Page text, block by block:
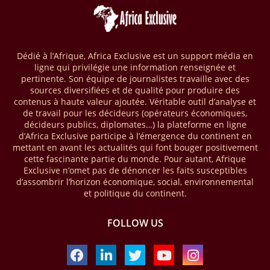
par les comptes de mobile money en Afrique au cours de l'année
2025, en hausse d'environ 27 % par rapport à 2024. Le rapport intitulé
« The State of the Industry Report on Mobile Money 2026 » précise
mobile money réalisées à l’échelle mondiale, qui s’est établie à 2091
milliards USD (+23 % par rapport à 2024). L’Afrique a également
enregistré environ 74 % du nombre de transactions de Mobile money
répertoriées l’an passé dans le monde, avec environ 92 milliards de
transactions (+16 % par rapport à 2024) sur un total de 125 milliards
dans le monde.
28/03/26 AFRIQUE - ECONOMIE CREATIVE
Une rapport publié dernièrement par le Boston Consulting Group, et
intitulé « Africa Unleashed: Empowering Women in Creative Industries
», dresse un état des lieux saisissant de l'économie créative africaine
à la fois dynamique et structurellement négligé. Ce secteur,
les contenus numériques, représente aujourd'hui environ 59 milliards
représente moins de 3 % d'un marché mondial évalué à près de 2000
milliards USD. L'écart est vertigineux, mais il constitue aussi, selon le
Dédié à l’Afrique, Africa Exclusive est un support média en
ligne qui privilégie une information renseignée et
pertinente. Son équipe de journalistes travaille avec des
sources diversifiées et de qualité pour produire des
contenus à haute valeur ajoutée. Véritable outil d’analyse et
de travail pour les décideurs (opérateurs économiques,
décideurs publics, diplomates…) la plateforme en ligne
d’Africa Exclusive participe à l’émergence du continent en
mettant en avant les actualités qui font bouger positivement
cette fascinante partie du monde. Pour autant, Afrique
Exclusive n’omet pas de dénoncer les faits susceptibles
d’assombrir l’horizon économique, social, environnemental
et politique du continent.
FOLLOW US